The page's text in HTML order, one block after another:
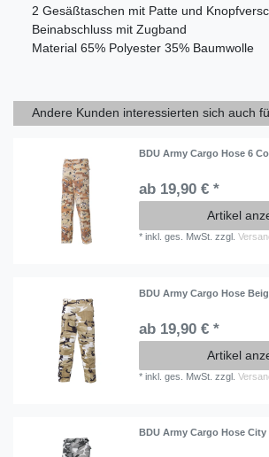
2 Gesäßtaschen mit Patte und
Beinabschluss mit Zugband
Material 65% Polyester 35% Baumwolle
Andere Kunden interessierten sich auch
BDU Army Cargo Hose 6
ab 19,90 € *
Artikel
*inkl. ges. MwSt. zzgl.
BDU Army Cargo Hose
ab 19,90 € *
Artikel
*inkl. ges. MwSt. zzgl.
BDU Army Cargo Hose City